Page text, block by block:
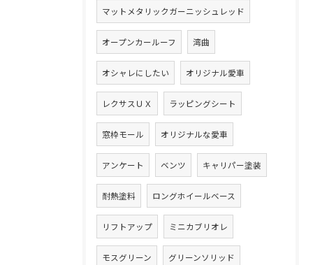
マットメタリックガーニッシュレッド
オープンカールーフ 湾曲
オシャレにしたい オリジナル愛車
レクサスＵＸ ラッピングシート
窓枠モール オリジナルな愛車
アンケート ベンツ キャリパー塗装
耐熱塗料 ロングホイールベース
リフトアップ ミニカブリオレ
モスグリーン グリーンソリッド